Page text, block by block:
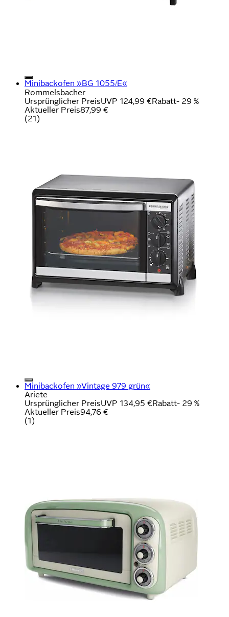
Minibackofen »BG 1055/E«
Rommelsbacher
Ursprünglicher PreisUVP 124,99 €Rabatt- 29 %
Aktueller Preis87,99 €
(21)
Minibackofen »Vintage 979 grün«
Ariete
Ursprünglicher PreisUVP 134,95 €Rabatt- 29 %
Aktueller Preis94,76 €
(1)